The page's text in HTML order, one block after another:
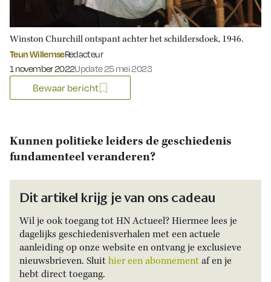
Winston Churchill ontspant achter het schildersdoek, 1946.
Teun WillemseRedacteur
Gepubliceerd op:
1 november 2022Update 25 mei 2023
Bewaar bericht
Kunnen politieke leiders de geschiedenis
fundamenteel veranderen?
Dit artikel krijg je van ons cadeau
Wil je ook toegang tot HN Actueel? Hiermee lees je
dagelijks geschiedenisverhalen met een actuele
aanleiding op onze website en ontvang je exclusieve
nieuwsbrieven. Sluithier een abonnementaf en je
hebt direct toegang.